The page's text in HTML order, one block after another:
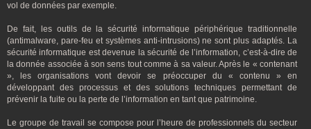
vol de données par exemple.
De fait, les outils de la sécurité informatique périphérique traditionnelle
(antimalware, pare-feu et systèmes anti-intrusions) ne sont plus adaptés. La
sécurité informatique est devenue la sécurité de l’information, c’est-à-dire de
la donnée associée à son sens tout comme à sa valeur. Après le « contenant
», les organisations vont devoir se préoccuper du « contenu » en
développant des processus et des solutions techniques permettant de
prévenir la fuite ou la perte de l’information en tant que patrimoine.
Le groupe de travail se compose pour l’heure de professionnels du secteur